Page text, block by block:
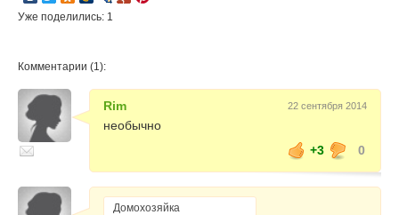
Уже поделились: 1
Комментарии (1):
Rim 22 сентября 2014
необычно
+3
0